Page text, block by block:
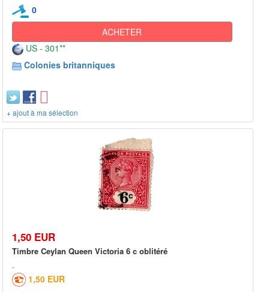
0
ACHETER
US - 301**
Colonies britanniques
+ ajout à ma sélection
1,50 EUR
Timbre Ceylan Queen Victoria 6 c oblitéré
1,50 EUR